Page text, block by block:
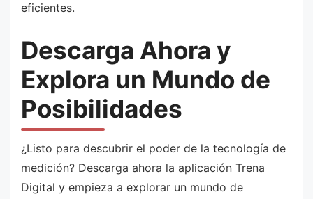
eficientes.
Descarga Ahora y
Explora un Mundo de
Posibilidades
¿Listo para descubrir el poder de la tecnología de
medición? Descarga ahora la aplicación Trena
Digital y empieza a explorar un mundo de